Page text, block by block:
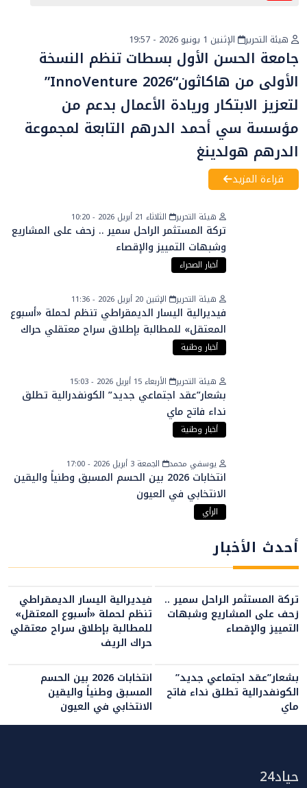
أخبار عامة
هيئة التحرير الإثنين 1 يونيو 2026 - 19:57
جامعة الحسن الأول بسطات تنظم النسخة
الأولى من هاكاثون“InnoVenture 2026”
لتعزيز الابتكار وريادة الأعمال بدعم من
مؤسسة سي أحمد الدرهم التابعة لمجموعة
الدرهم هولدينغ
قراءة المزيد
هيئة التحرير الثلاثاء 21 أبريل 2026 - 10:20
تركة المستثمر الراحل سمير .. زحف على المشاريع
وشبهات التمييز والإقصاء
أخبار الصحراء
هيئة التحرير الإثنين 20 أبريل 2026 - 11:36
فيديرالية اليسار الديمقراطي تنظم لحملة «أسبوع
المعتقل» للمطالبة بإطلاق سراح معتقلي حراك
الريف
أخبار وطنية
هيئة التحرير الأربعاء 15 أبريل 2026 - 15:03
بشعار”عقد اجتماعي جديد” الكونفدرالية تطلق
نداء فاتح ماي
أخبار وطنية
يوسفي محمد الجمعة 3 أبريل 2026 - 17:00
انتخابات 2026 بين الحسم المسبق وطنياً واليقين
الانتخابي في العيون
الرأي
أحدث الأخبار
تركة المستثمر الراحل سمير ..
زحف على المشاريع وشبهات
التمييز والإقصاء
فيديرالية اليسار الديمقراطي
تنظم لحملة «أسبوع المعتقل»
للمطالبة بإطلاق سراح معتقلي
حراك الريف
بشعار”عقد اجتماعي جديد”
الكونفدرالية تطلق نداء فاتح
ماي
انتخابات 2026 بين الحسم
المسبق وطنياً واليقين
الانتخابي في العيون
حياد24